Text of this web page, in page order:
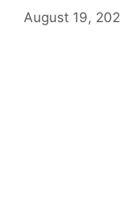
August 19,